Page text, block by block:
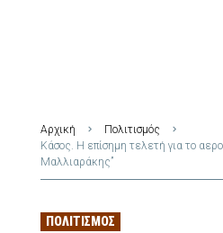
Αρχική
Πολιτισμός
Κάσος. Η επίσημη τελετή για το
Μαλλιαράκης”
ΠΟΛΙΤΙΣΜΌΣ